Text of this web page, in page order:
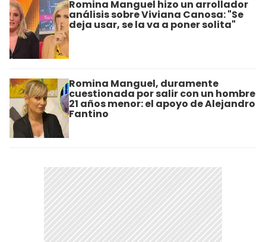
Romina Manguel hizo un arrollador
análisis sobre Viviana Canosa: "Se
deja usar, se la va a poner solita"
Romina Manguel, duramente
cuestionada por salir con un hombre
21 años menor: el apoyo de Alejandro
Fantino